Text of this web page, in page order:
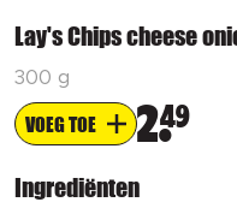
Lay's Chips cheese
300 g
VOEG TOE 249
Ingrediënten